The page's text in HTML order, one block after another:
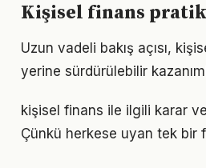
Kişisel finans
Uzun vadeli bakış açısı,
yerine sürdürülebilir
kişisel finans ile ilgili karar
Çünkü herkese uyan tek bir